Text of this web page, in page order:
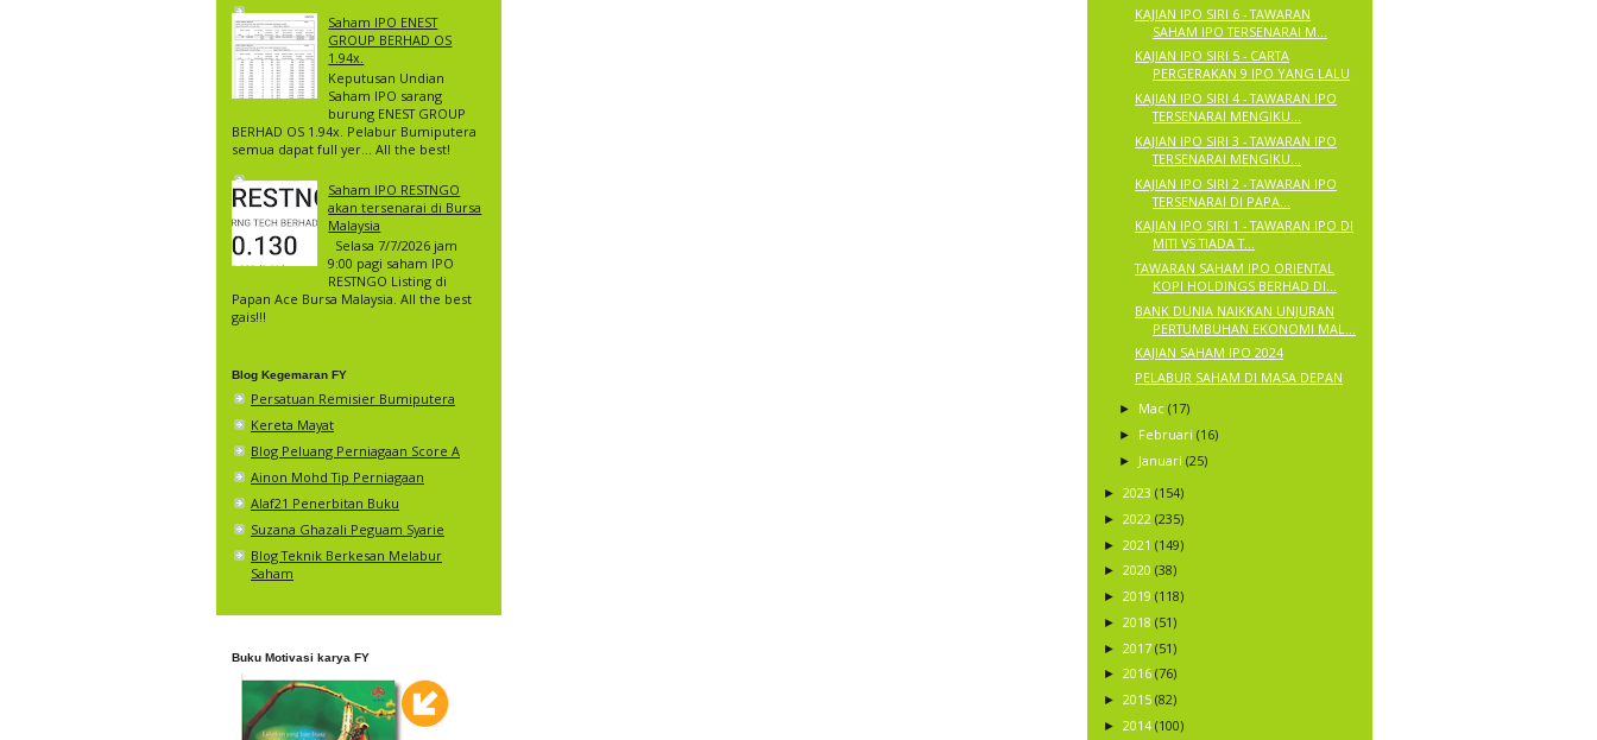
Saham IPO ENEST
GROUP BERHAD OS
1.94x.
Keputusan Undian
Saham IPO sarang
burung ENEST GROUP
BERHAD OS 1.94x. Pelabur Bumiputera
semua dapat full yer… All the best!
Saham IPO RESTNGO
akan tersenarai di Bursa
Malaysia
Selasa 7/7/2026 jam
9:00 pagi saham IPO
RESTNGO Listing di
Papan Ace Bursa Malaysia. All the best
gais!!!
Blog Kegemaran FY
Persatuan Remisier Bumiputera
Kereta Mayat
Blog Peluang Perniagaan Score A
Ainon Mohd Tip Perniagaan
Alaf21 Penerbitan Buku
Suzana Ghazali Peguam Syarie
Blog Teknik Berkesan Melabur
Saham
Buku Motivasi karya FY
KAJIAN IPO SIRI 6 - TAWARAN
SAHAM IPO TERSENARAI M...
KAJIAN IPO SIRI 5 - CARTA
PERGERAKAN 9 IPO YANG LALU
KAJIAN IPO SIRI 4 - TAWARAN IPO
TERSENARAI MENGIKU...
KAJIAN IPO SIRI 3 - TAWARAN IPO
TERSENARAI MENGIKU...
KAJIAN IPO SIRI 2 - TAWARAN IPO
TERSENARAI DI PAPA...
KAJIAN IPO SIRI 1 - TAWARAN IPO DI
MITI VS TIADA T...
TAWARAN SAHAM IPO ORIENTAL
KOPI HOLDINGS BERHAD DI...
BANK DUNIA NAIKKAN UNJURAN
PERTUMBUHAN EKONOMI MAL...
KAJIAN SAHAM IPO 2024
PELABUR SAHAM DI MASA DEPAN
► Mac (17)
► Februari (16)
► Januari (25)
► 2023 (154)
► 2022 (235)
► 2021 (149)
► 2020 (38)
► 2019 (118)
► 2018 (51)
► 2017 (51)
► 2016 (76)
► 2015 (82)
► 2014 (100)